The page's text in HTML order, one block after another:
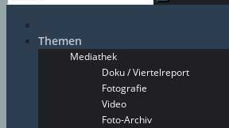
Themen
Mediathek
Doku / Viertelreport
Fotografie
Video
Foto-Archiv